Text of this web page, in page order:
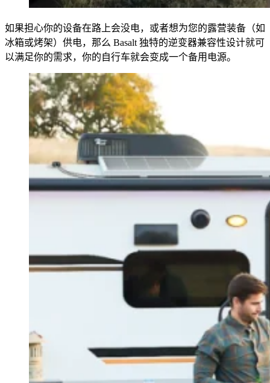
如果担心你的设备在路上会没电，或者想为您的露营装备（如
冰箱或烤架）供电，那么 Basalt 独特的逆变器兼容性设计就可
以满足你的需求，你的自行车就会变成一个备用电源。